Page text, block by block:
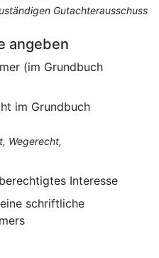
Gutachterausschuss
angeben
(im Grundbuch
im Grundbuch
Wegerecht,
Interesse
schriftliche